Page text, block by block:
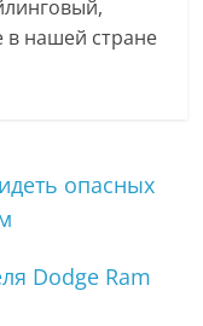
в нашей стране
опасных
Dodge Ram